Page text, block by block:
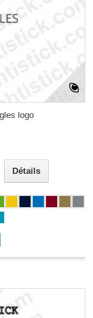
logo
Détails